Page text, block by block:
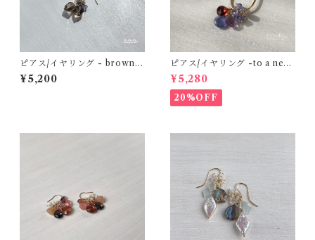
ピアス/イヤリング - brown g
emini earrings - スモーキー
クォーツ×ホワイトシェル×ア
¥5,200
ピアス/イヤリング -to a new
season- タンザナイト×ガーネ
ット×アメジスト 14kgf
¥5,280
20%OFF